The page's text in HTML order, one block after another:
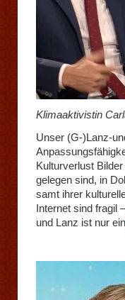
Klimaaktivistin
Unser (G-)Lanz-
Kulturverlust
gelegen sind, in
samt ihrer
Internet sind fragil
und Lanz ist nur ein